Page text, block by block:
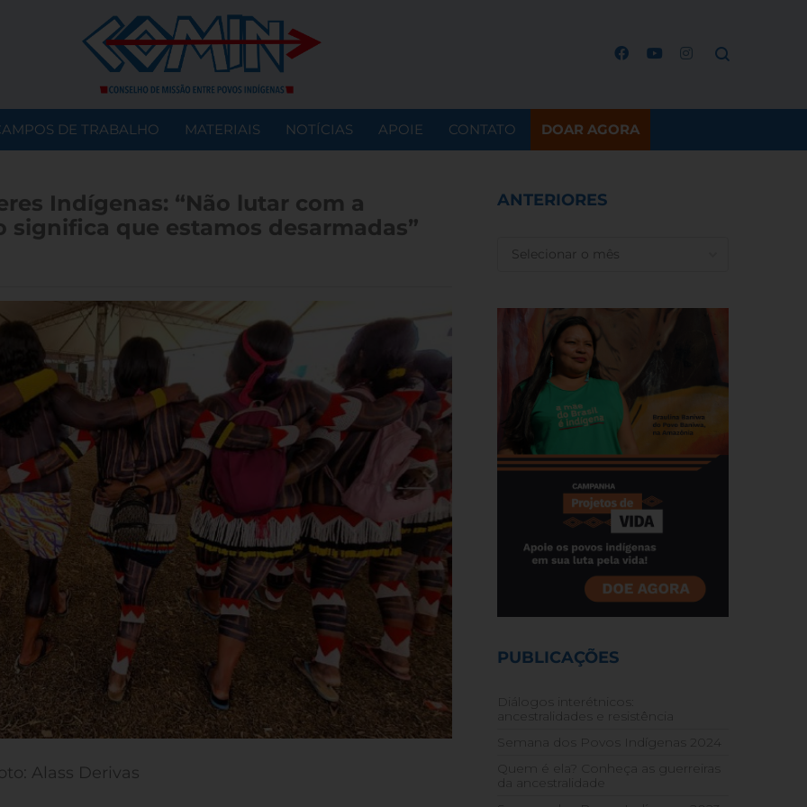
DE TRABALHO MATERIAIS NOTÍCIAS APOIE CONTATO DOAR AGORA
Indígenas: “Não lutar com a
que estamos desarmadas”
Alass Derivas
ANTERIORES
PUBLICAÇÕES
Diálogos interétnicos:
ancestralidades e resistência
Semana dos Povos Indígenas 2024
Quem é ela? Conheça as guerreiras
da ancestralidade